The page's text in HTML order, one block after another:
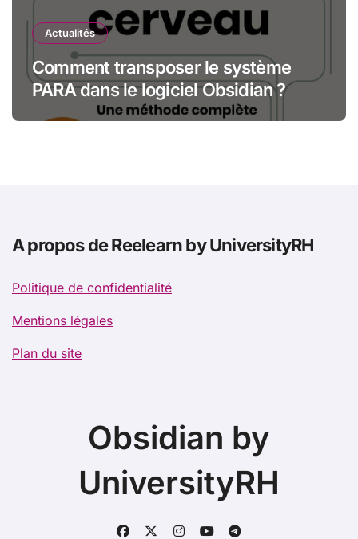
Actualités
Comment transposer le système
PARA dans le logiciel Obsidian ?
A propos de Reelearn by UniversityRH
Politique de confidentialité
Mentions légales
Plan du site
Obsidian by
UniversityRH